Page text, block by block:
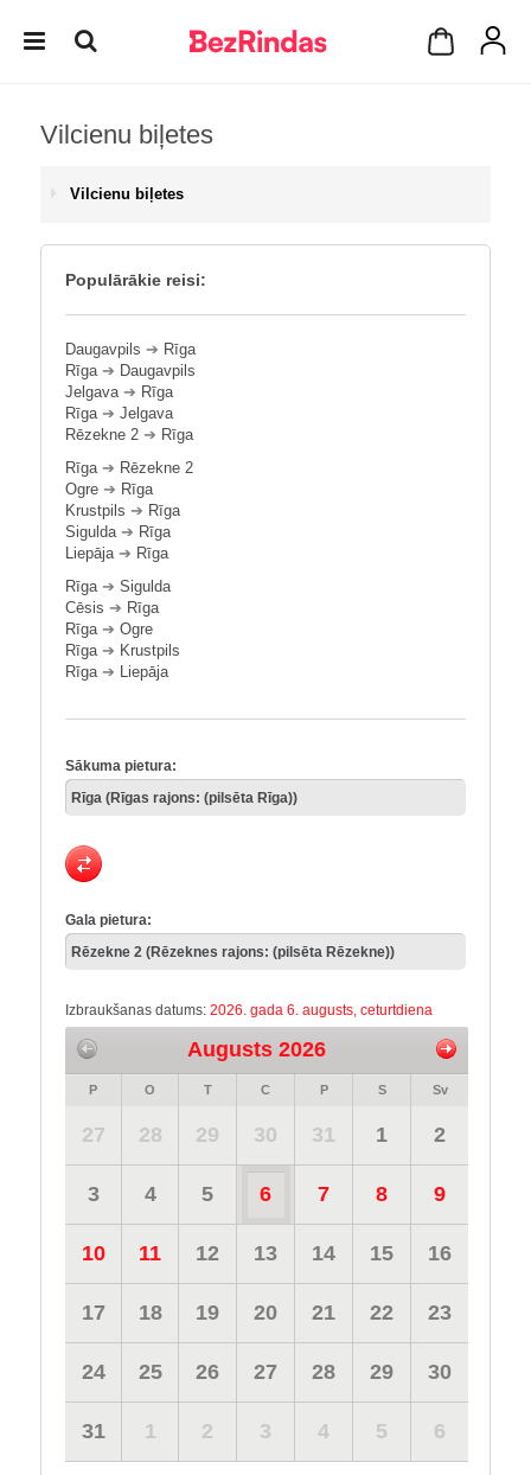
Vilcienu biļetes
Vilcienu biļetes
Populārākie reisi:
Daugavpils ➔ Rīga
Rīga➔ Daugavpils
Jelgava➔ Rīga
Rīga➔ Jelgava
Rēzekne 2 ➔ Rīga
Rīga➔ Rēzekne 2
Ogre ➔ Rīga
Krustpils ➔ Rīga
Sigulda➔ Rīga
Liepāja➔ Rīga
Rīga➔ Sigulda
Cēsis ➔ Rīga
Rīga➔ Ogre
Rīga➔ Krustpils
Rīga➔ Liepāja
Sākuma pietura:
Gala pietura:
Izbraukšanas datums: 2026. gada 6. augusts, ceturtdiena
Augusts 2026
P O T C P S Sv
27 28 29 30 31 1 2
3 4 5 6 7 8 9
10 11 12 13 14 15 16
17 18 19 20 21 22 23
24 25 26 27 28 29 30
31 1 2 3 4 5 6